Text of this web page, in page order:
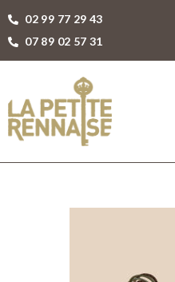
02 99 77 29 43
07 89 02 57 31